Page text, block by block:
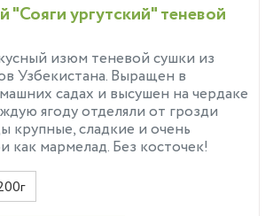
ургутский" теневой
изюм теневой сушки из
Узбекистана. Выращен в
садах и высушен на чердаке
ягоду отделяли от грозди
крупные, сладкие и очень
как мармелад. Без косточек!